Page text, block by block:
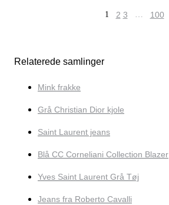
1 2 3 … 100
Relaterede samlinger
Mink frakke
Grå Christian Dior kjole
Saint Laurent jeans
Blå CC Corneliani Collection Blazer
Yves Saint Laurent Grå Tøj
Jeans fra Roberto Cavalli